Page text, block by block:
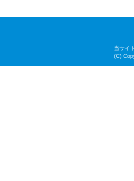
当サイ
(C)